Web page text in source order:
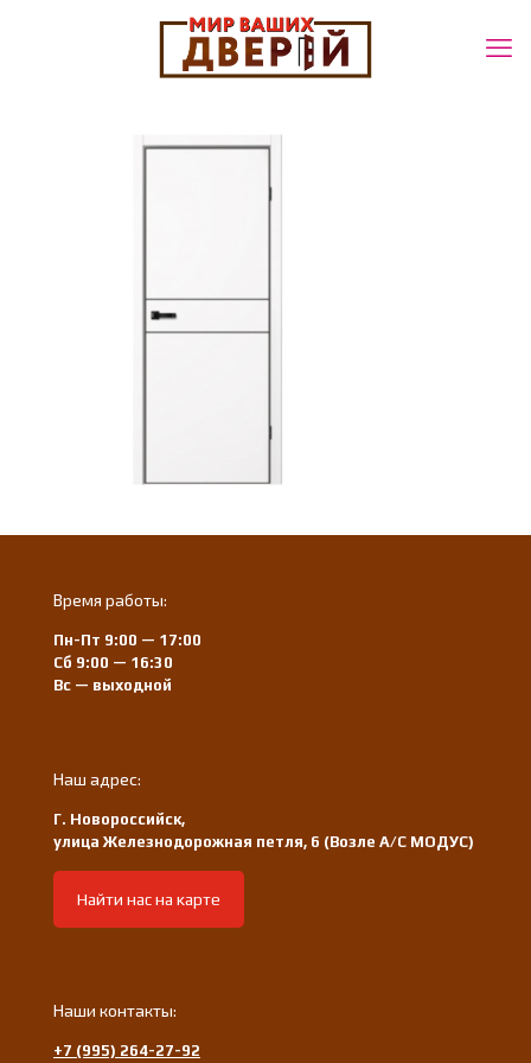
Время работы:
Пн-Пт 9:00 — 17:00
Сб 9:00 — 16:30
Вс — выходной
Наш адрес:
Г. Новороссийск,
улица Железнодорожная петля, 6 (Возле А/С МОДУС)
Найти нас на карте
Наши контакты:
+7 (995) 264-27-92